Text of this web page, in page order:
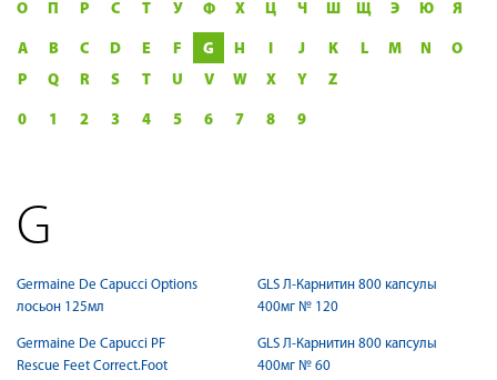
О
П Р С Т У Ф Х Ц Ч Ш Щ Э Ю Я
A B C D E F G H I J K L M N
O
P
Q R S T U V W X Y Z
0 1 2 3 4 5 6 7 8 9
G
Germaine De Capucci Options
лосьон 125мл
Germaine De Capucci PF
Rescue Feet Correct.Foot
GLS Л-Карнитин 800 капсулы
400мг № 120
GLS Л-Карнитин 800 капсулы
400мг № 60